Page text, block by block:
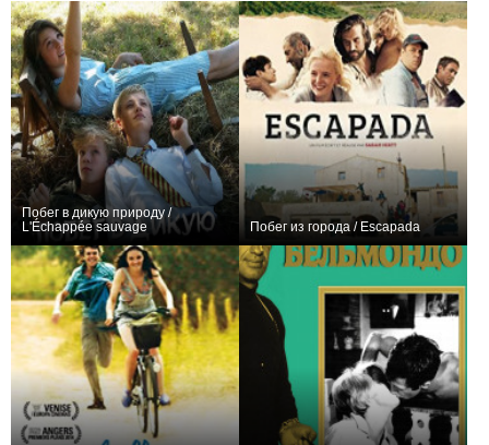
Побег в дикую природу /
L'Échappée sauvage
Побег из города / Escapada